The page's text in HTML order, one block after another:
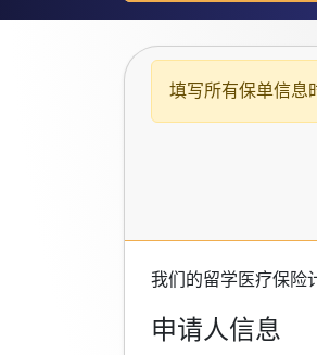
填写所有保单信息
我们的留学医疗保险
申请人信息